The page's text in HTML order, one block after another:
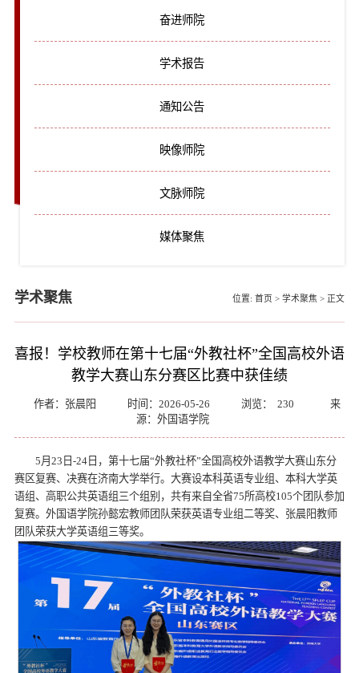
奋进师院
学术报告
通知公告
映像师院
文脉师院
媒体聚焦
学术聚焦 位置: 首页 > 学术聚焦 > 正文
喜报！学校教师在第十七届“外教社杯”全国高校外语
教学大赛山东分赛区比赛中获佳绩
作者：张晨阳 时间：2026-05-26 浏览： 230
来
源：外国语学院
5月23日-24日，第十七届“外教社杯”全国高校外语教学大赛山东分
赛区复赛、决赛在济南大学举行。大赛设本科英语专业组、本科大学英
语组、高职公共英语组三个组别，共有来自全省75所高校105个团队参加
复赛。外国语学院孙懿宏教师团队荣获英语专业组二等奖、张晨阳教师
团队荣获大学英语组三等奖。